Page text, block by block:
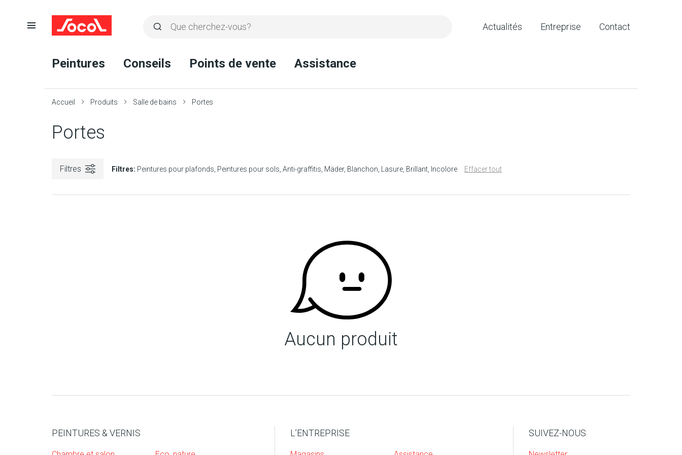
Rechercher
recherche
Ouvrir
Peintures Conseils Points de vente Assistance
Actualités Entreprise Contact
Accueil Produits Salle de bains Portes
Portes
Filtres Filtres: Peintures pour plafonds Peintures pour sols Anti-graffitis Mäder Blanchon Lasure Brillant Incolore Effacer tout
Aucun produit
PEINTURES & VERNIS L’ENTREPRISE SUIVEZ-NOUS